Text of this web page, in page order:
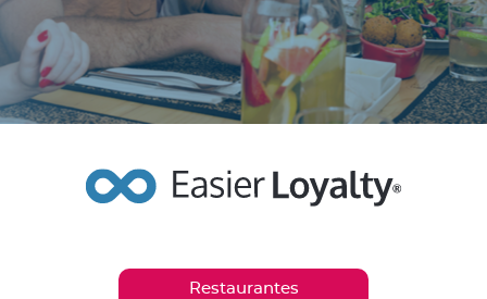
Restaurantes